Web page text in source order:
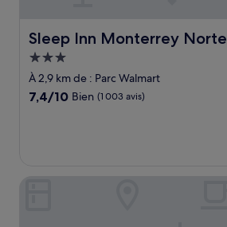
Sleep Inn Monterrey Norte
Sleep Inn Monterrey Norte
Hébergement
3.0 étoiles
À 2,9 km de : Parc Walmart
7.4
7,4/10 Bien (1 003 avis)